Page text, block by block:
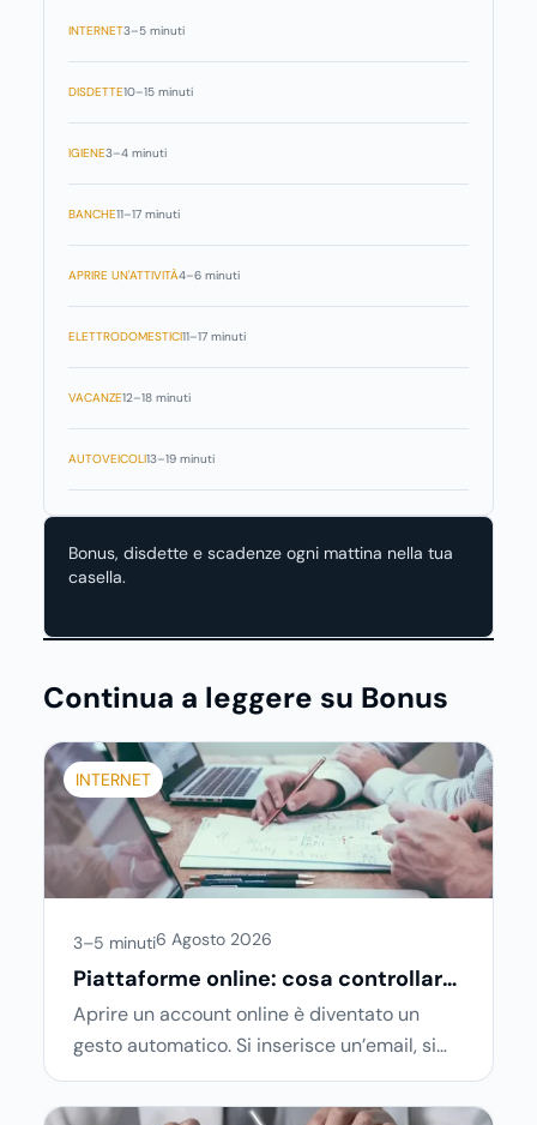
INTERNET3–5 minuti
DISDETTE10–15 minuti
IGIENE3–4 minuti
BANCHE11–17 minuti
APRIRE UN'ATTIVITÀ4–6 minuti
ELETTRODOMESTICI11–17 minuti
VACANZE12–18 minuti
AUTOVEICOLI13–19 minuti
Bonus, disdette e scadenze ogni mattina nella tua
casella.
Continua a leggere su Bonus
INTERNET
3–5 minuti6 Agosto 2026
Piattaforme online: cosa controllare
prima di iscriversi e usare servizi in
tempo reale
Aprire un account online è diventato un
gesto automatico. Si inserisce un’email, si
sceglie una password, si accetta una serie
di condizioni senza leggerle davvero. Tutto